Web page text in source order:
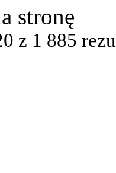
stronę
z 1 885